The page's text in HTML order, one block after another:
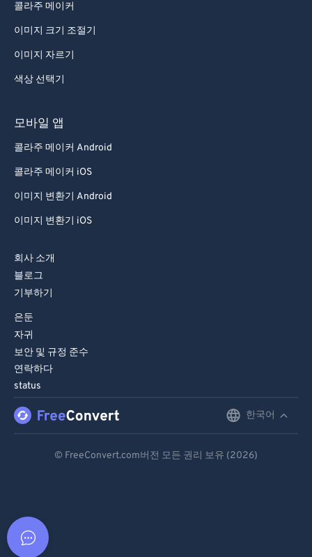
콜라주 메이커
이미지 크기 조절기
이미지 자르기
색상 선택기
모바일 앱
콜라주 메이커 Android
콜라주 메이커 iOS
이미지 변환기 Android
이미지 변환기 iOS
회사 소개
블로그
기부하기
은둔
자귀
보안 및 규정 준수
연락하다
status
한국어
© FreeConvert.com버전 모든 권리 보유 (2026)